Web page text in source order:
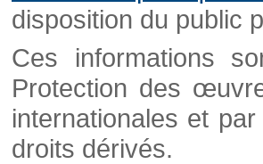
disposition du public
Ces informations
Protection des
internationales et
droits dérivés.